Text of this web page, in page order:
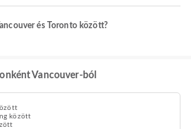
és Toronto között?
Vancouver-ból
között